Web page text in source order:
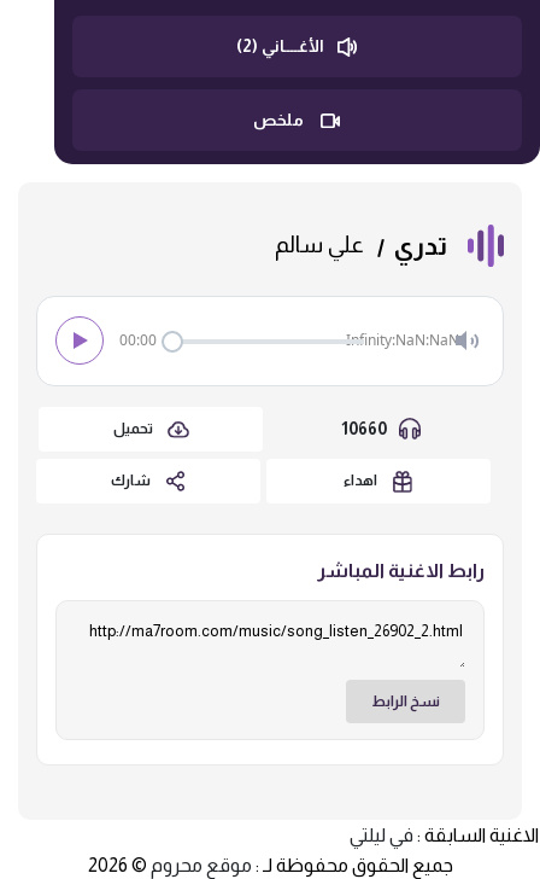
الأغــــاني (2)
ملخص
تدري علي سالم
00:00 Infinity:NaN:NaN
تحميل
اهداء شارك
رابط الاغنية المباشر
نسخ الرابط
الاغنية السابقة : في ليلتي
جميع الحقوق محفوظة لـ : موقع محروم © 2026